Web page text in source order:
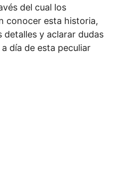
del cual los
conocer esta historia,
detalles y aclarar dudas
día de esta peculiar